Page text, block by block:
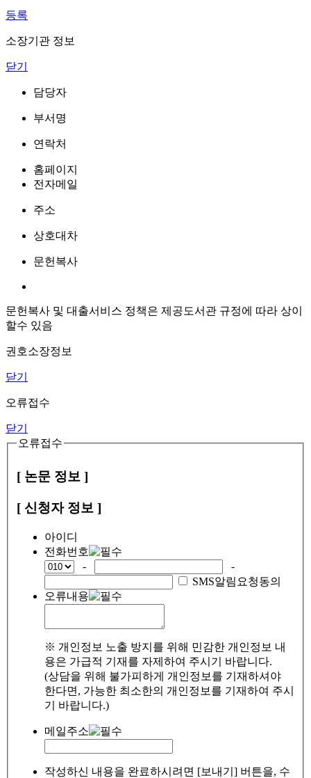
등록
소장기관 정보
닫기
담당자
부서명
연락처
홈페이지
전자메일
주소
상호대차
문헌복사
문헌복사 및 대출서비스 정책은 제공도서관 규정에 따라 상이
할수 있음
권호소장정보
닫기
오류접수
닫기
오류접수
[ 논문 정보 ]
[ 신청자 정보 ]
아이디
전화번호
-
-
SMS알림요청동의
오류내용
※ 개인정보 노출 방지를 위해 민감한 개인정보 내
용은 가급적 기재를 자제하여 주시기 바랍니다.
(상담을 위해 불가피하게 개인정보를 기재하셔야
한다면, 가능한 최소한의 개인정보를 기재하여 주시
기 바랍니다.)
메일주소
작성하신 내용을 완료하시려면 [보내기] 버튼을, 수